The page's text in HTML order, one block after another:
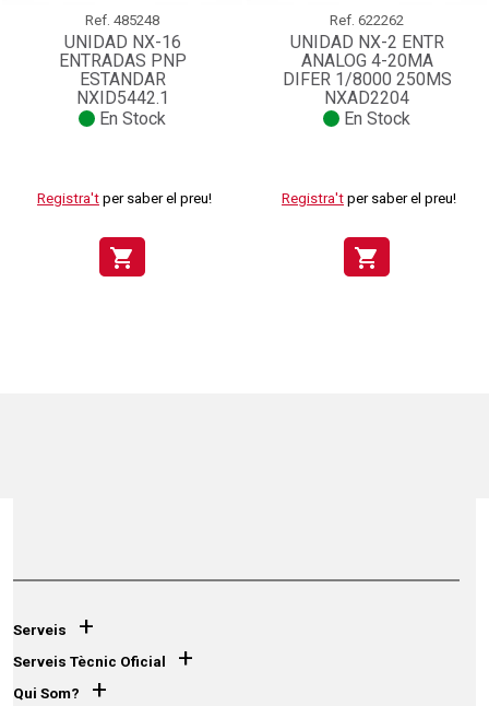
Ref. 485248
UNIDAD NX-16
ENTRADAS PNP
ESTANDAR
NXID5442.1
En Stock
Registra't per saber el preu!
shopping_cart
Ref. 622262
UNIDAD NX-2 ENTR
ANALOG 4-20MA
DIFER 1/8000 250ΜS
NXAD2204
En Stock
Registra't per saber el preu!
shopping_cart
Serveis +
Serveis Tècnic Oficial +
Qui Som? +